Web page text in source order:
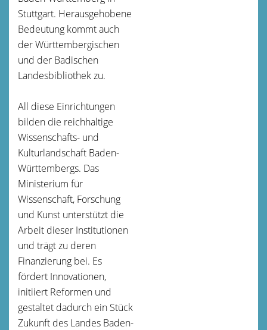
Stuttgart. Herausgehobene
Bedeutung kommt auch
der Württembergischen
und der Badischen
Landesbibliothek zu.
All diese Einrichtungen
bilden die reichhaltige
Wissenschafts- und
Kulturlandschaft Baden-
Württembergs. Das
Ministerium für
Wissenschaft, Forschung
und Kunst unterstützt die
Arbeit dieser Institutionen
und trägt zu deren
Finanzierung bei. Es
fördert Innovationen,
initiiert Reformen und
gestaltet dadurch ein Stück
Zukunft des Landes Baden-